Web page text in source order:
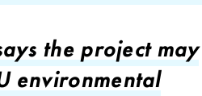
the project may
environmental